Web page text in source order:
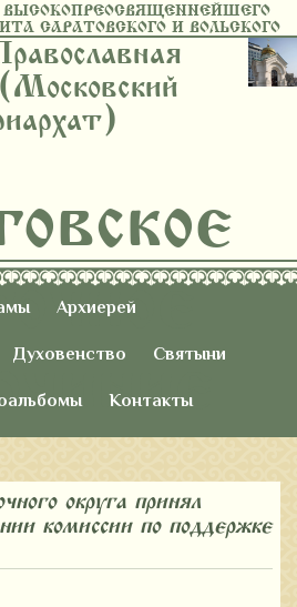
ВЫСОКОПРЕОСВЯЩЕННЕЙШЕГО
САРАТОВСКОГО И ВОЛЬСКОГО
Архиерей
Духовенство
Святыни
Контакты
округа принял
комиссии по поддержке